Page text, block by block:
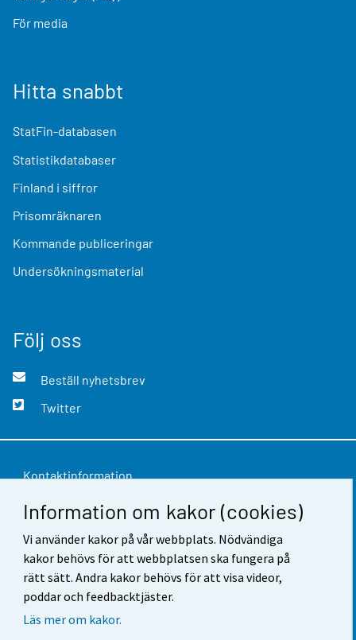
Information om kakor (cookies)
Vi använder kakor på vår webbplats. Nödvändiga
kakor behövs för att webbplatsen ska fungera på
rätt sätt. Andra kakor behövs för att visa videor,
poddar och feedbacktjäster.
Läs mer om kakor.
För media
Hitta snabbt
StatFin-databasen
Statistikdatabaser
Finland i siffror
Prisomräknaren
Kommande publiceringar
Undersökningsmaterial
Följ oss
Beställ nyhetsbrev
Twitter
Kontaktinformation
Respons
Användarvillkor
Dataskydd
Tillgänglighet